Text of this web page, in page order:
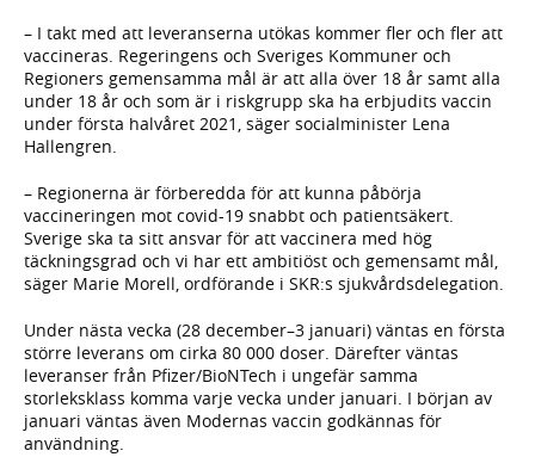
– I takt med att leveranserna utökas kommer fler och fler att
vaccineras. Regeringens och Sveriges Kommuner och
Regioners gemensamma mål är att alla över 18 år samt alla
under 18 år och som är i riskgrupp ska ha erbjudits vaccin
under första halvåret 2021, säger socialminister Lena
Hallengren.
– Regionerna är förberedda för att kunna påbörja
vaccineringen mot covid-19 snabbt och patientsäkert.
Sverige ska ta sitt ansvar för att vaccinera med hög
täckningsgrad och vi har ett ambitiöst och gemensamt mål,
säger Marie Morell, ordförande i SKR:s sjukvårdsdelegation.
Under nästa vecka (28 december–3 januari) väntas en första
större leverans om cirka 80 000 doser. Därefter väntas
leveranser från Pfizer/BioNTech i ungefär samma
storleksklass komma varje vecka under januari. I början av
januari väntas även Modernas vaccin godkännas för
användning.